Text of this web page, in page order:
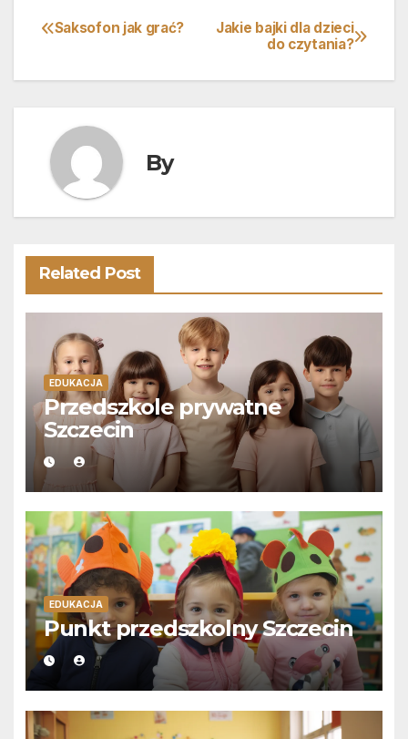
Nawigacja
wpisu
Jakie bajki dla dzieci
do czytania?
Saksofon jak grać?
By
Related Post
EDUKACJA
Przedszkole prywatne
Szczecin
EDUKACJA
Punkt przedszkolny Szczecin